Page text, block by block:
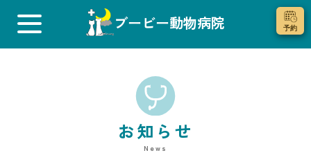
ブービー動物病院
お知らせ
News